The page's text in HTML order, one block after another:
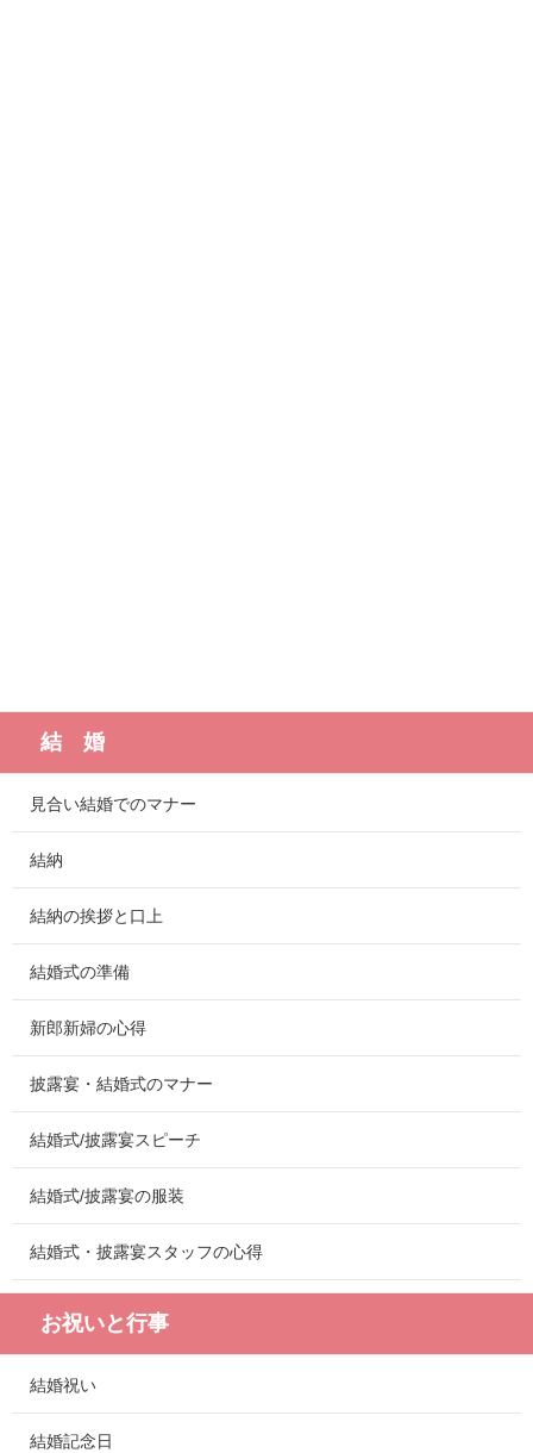
結 婚
見合い結婚でのマナー
結納
結納の挨拶と口上
結婚式の準備
新郎新婦の心得
披露宴・結婚式のマナー
結婚式/披露宴スピーチ
結婚式/披露宴の服装
結婚式・披露宴スタッフの心得
お祝いと行事
結婚祝い
結婚記念日